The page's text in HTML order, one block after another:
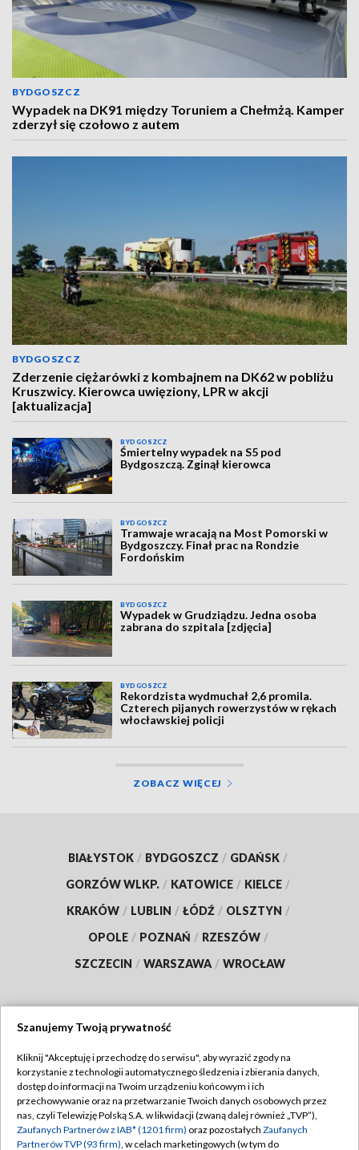
BYDGOSZCZ
Wypadek na DK91 między Toruniem a Chełmżą. Kamper
zderzył się czołowo z autem
BYDGOSZCZ
Zderzenie ciężarówki z kombajnem na DK62 w pobliżu
Kruszwicy. Kierowca uwięziony, LPR w akcji
[aktualizacja]
BYDGOSZCZ
Śmiertelny wypadek na S5 pod
Bydgoszczą. Zginął kierowca
BYDGOSZCZ
Tramwaje wracają na Most Pomorski w
Bydgoszczy. Finał prac na Rondzie
Fordońskim
BYDGOSZCZ
Wypadek w Grudziądzu. Jedna osoba
zabrana do szpitala [zdjęcia]
BYDGOSZCZ
Rekordzista wydmuchał 2,6 promila.
Czterech pijanych rowerzystów w rękach
włocławskiej policji
ZOBACZ WIĘCEJ
BIAŁYSTOK / BYDGOSZCZ / GDAŃSK /
GORZÓW WLKP. / KATOWICE / KIELCE /
KRAKÓW / LUBLIN / ŁÓDŹ / OLSZTYN /
OPOLE / POZNAŃ / RZESZÓW /
SZCZECIN / WARSZAWA / WROCŁAW
TVP
Abonament TVP
Emisja w TVP
Regulamin TVP
Polityka prywatności
Szanujemy Twoją prywatność
Kliknij "Akceptuję i przechodzę do serwisu", aby wyrazić zgody na
korzystanie z technologii automatycznego śledzenia i zbierania danych,
dostęp do informacji na Twoim urządzeniu końcowym i ich
przechowywanie oraz na przetwarzanie Twoich danych osobowych przez
nas, czyli Telewizję Polską S.A. w likwidacji (zwaną dalej również „TVP”),
Zaufanych Partnerów z IAB* (1201 firm) oraz pozostałych Zaufanych
Partnerów TVP (93 firm), w celach marketingowych (w tym do